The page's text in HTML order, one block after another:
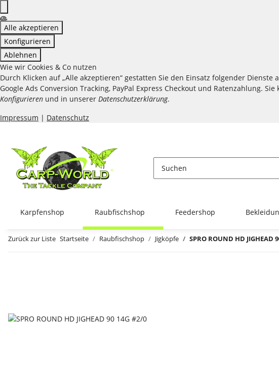
Alle akzeptieren
Konfigurieren
Ablehnen
Wie wir Cookies & Co nutzen
Durch Klicken auf „Alle akzeptieren“ gestatten Sie den Einsatz folgender
Google Ads Conversion Tracking, PayPal Express Checkout und Ratenzahlung.
Konfigurieren und in unserer Datenschutzerklärung.
Impressum | Datenschutz
Karpfenshop Raubfischshop Feedershop
Zurück zur Liste Startseite Raubfischshop Jigköpfe SPRO ROUND HD JIGHEAD